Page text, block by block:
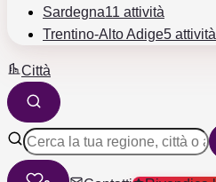
Sardegna11 attività
Trentino-Alto Adige5 attività
Città